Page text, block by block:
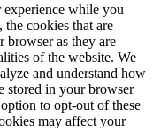
while you
cookies that are
browser as they are
of the website. We
and understand how
stored in your browser
to opt-out of these
may affect your